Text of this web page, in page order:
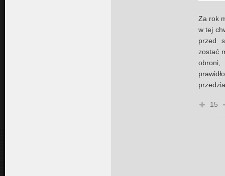
Za rok
w tej
przed
zostać
obroni,
15